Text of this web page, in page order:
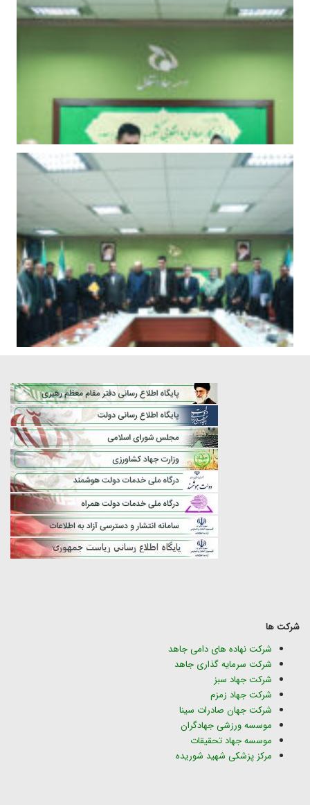
شرکت ها
شرکت نهاده های دامی جاهد
شرکت سرمایه گذاری جاهد
شرکت جهاد سبز
شرکت جهاد زمزم
شرکت جهان صادرات سینا
موسسه ورزشی جهادگران
موسسه جهاد تحقیقات
مرکز پزشکی شهید شوریده